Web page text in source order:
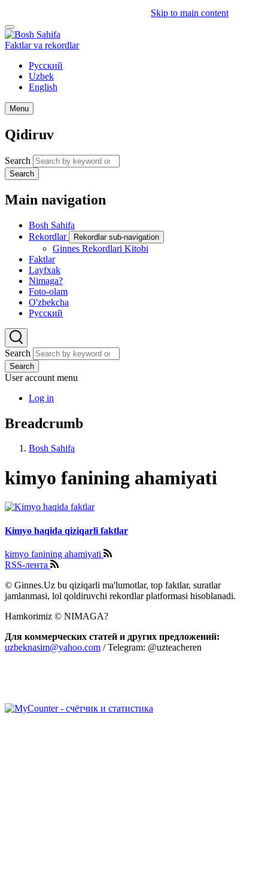
Skip to main content
Faktlar va rekordlar
Русский
Uzbek
English
Menu
Qidiruv
Search
Search
Main navigation
Bosh Sahifa
Rekordlar
Rekordlar sub-navigation
Ginnes Rekordlari Kitobi
Faktlar
Layfxak
Nimaga?
Foto-olam
O'zbekcha
Русский
Search
Search
User account menu
Log in
Breadcrumb
Bosh Sahifa
kimyo fanining ahamiyati
Kimyo haqida qiziqarli faktlar
kimyo fanining ahamiyati
RSS-лента
© Ginnes.Uz bu qiziqarli ma'lumotlar, top faktlar, suratlar
jamlanmasi, lol qoldiruvchi rekordlar platformasi hisoblanadi.
Hamkorimiz © NIMAGA?
Для коммерческих статей и других предложений:
uzbeknasim@yahoo.com / Telegram: @uzteacheren